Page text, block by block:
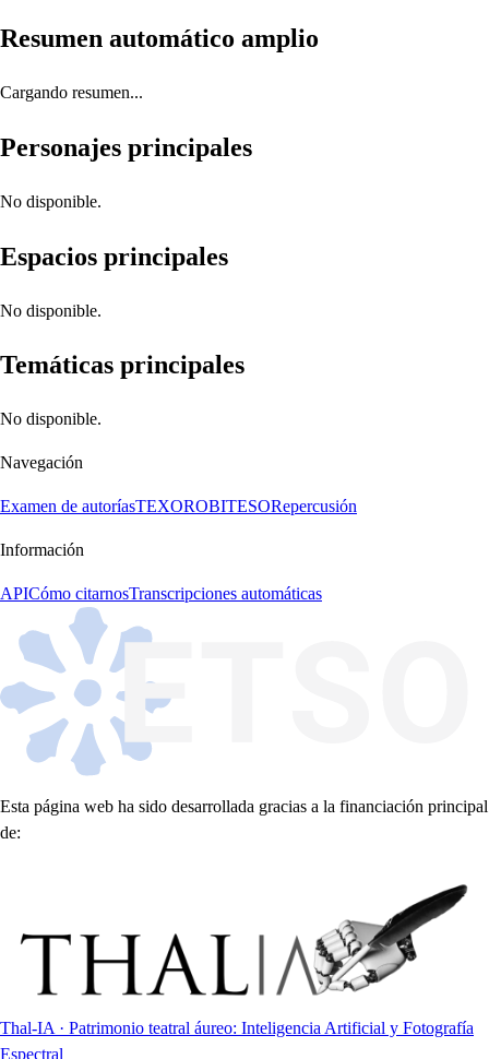
Resumen automático amplio
Cargando resumen...
Personajes principales
No disponible.
Espacios principales
No disponible.
Temáticas principales
No disponible.
Navegación
Examen de autoríasTEXOROBITESORepercusión
Información
APICómo citarnosTranscripciones automáticas
Esta página web ha sido desarrollada gracias a la financiación principal
de:
Thal-IA · Patrimonio teatral áureo: Inteligencia Artificial y Fotografía
Espectral